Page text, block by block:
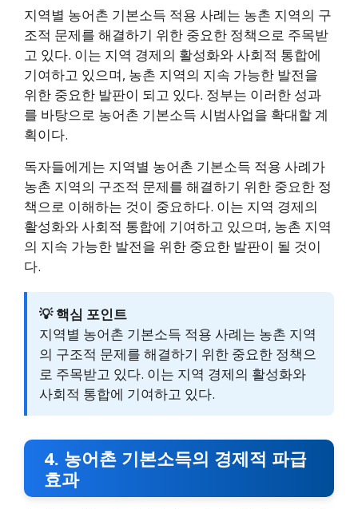
지역별 농어촌 기본소득 적용 사례는 농촌 지역의 구
조적 문제를 해결하기 위한 중요한 정책으로 주목받
고 있다. 이는 지역 경제의 활성화와 사회적 통합에
기여하고 있으며, 농촌 지역의 지속 가능한 발전을
위한 중요한 발판이 되고 있다. 정부는 이러한 성과
를 바탕으로 농어촌 기본소득 시범사업을 확대할 계
획이다.
독자들에게는 지역별 농어촌 기본소득 적용 사례가
농촌 지역의 구조적 문제를 해결하기 위한 중요한 정
책으로 이해하는 것이 중요하다. 이는 지역 경제의
활성화와 사회적 통합에 기여하고 있으며, 농촌 지역
의 지속 가능한 발전을 위한 중요한 발판이 될 것이
다.
💡 핵심 포인트
지역별 농어촌 기본소득 적용 사례는 농촌 지역
의 구조적 문제를 해결하기 위한 중요한 정책으
로 주목받고 있다. 이는 지역 경제의 활성화와
사회적 통합에 기여하고 있다.
4. 농어촌 기본소득의 경제적 파급
효과